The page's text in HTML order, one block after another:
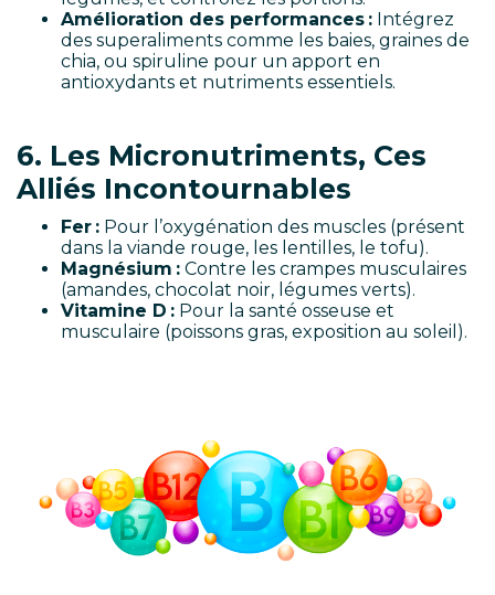
Amélioration des performances : Intégrez
des superaliments comme les baies, graines de
chia, ou spiruline pour un apport en
antioxydants et nutriments essentiels.
6. Les Micronutriments, Ces
Alliés Incontournables
Fer : Pour l’oxygénation des muscles (présent
dans la viande rouge, les lentilles, le tofu).
Magnésium : Contre les crampes musculaires
(amandes, chocolat noir, légumes verts).
Vitamine D : Pour la santé osseuse et
musculaire (poissons gras, exposition au soleil).